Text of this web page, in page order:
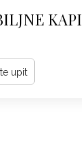
KAPI
upit